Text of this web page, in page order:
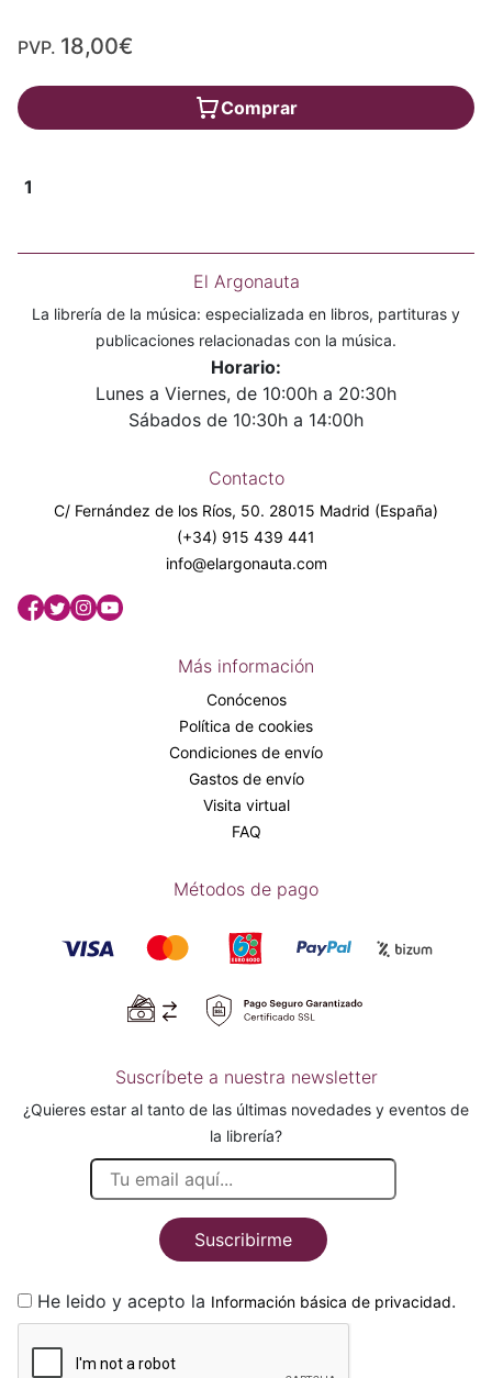
PVP. 18,00€
Comprar
1
El Argonauta
La librería de la música: especializada en libros, partituras y
publicaciones relacionadas con la música.
Horario:
Lunes a Viernes, de 10:00h a 20:30h
Sábados de 10:30h a 14:00h
Contacto
C/ Fernández de los Ríos, 50. 28015 Madrid (España)
(+34) 915 439 441
info@elargonauta.com
Más información
Conócenos
Política de cookies
Condiciones de envío
Gastos de envío
Visita virtual
FAQ
Métodos de pago
Suscríbete a nuestra newsletter
¿Quieres estar al tanto de las últimas novedades y eventos de
la librería?
Suscribirme
He leido y acepto la Información básica de privacidad.